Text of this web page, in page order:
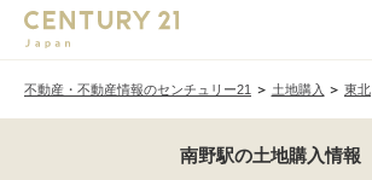
不動産・不動産情報のセンチュリー21 土地購入 東北
南野駅の土地購入情報